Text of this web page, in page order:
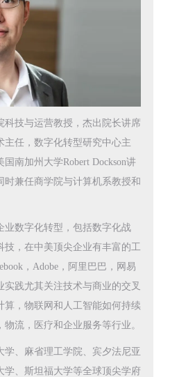
科技与运营教授，杰出院长讲席
主任，数字化转型研究中心主
南加州大学Robert Dockson讲
时兼任商学院与计算机系教授和
业数字化转型，包括数字化战
技，在中美顶尖企业有丰富的工
，Adobe，阿里巴巴，网易
实践尤其关注技术与商业的交叉
，物联网和人工智能如何持续
流，医疗和企业服务等行业。
学、麻省理工学院、宾夕法尼亚
学、斯坦福大学等全球顶尖学府